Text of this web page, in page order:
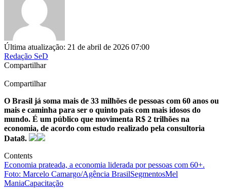
Última atualização: 21 de abril de 2026 07:00
Redação SeD
Compartilhar
Compartilhar
O Brasil já soma mais de 33 milhões de pessoas com 60 anos ou
mais e caminha para ser o quinto país com mais idosos do
mundo. É um público que movimenta R$ 2 trilhões na
economia, de acordo com estudo realizado pela consultoria
Data8.
Contents
Economia prateada, a economia liderada por pessoas com 60+.
Foto: Marcelo Camargo/Agência BrasilSegmentosMel
ManiaCapacitação